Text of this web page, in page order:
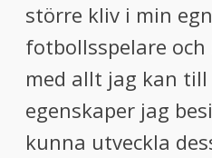
större kliv i min
fotbollsspelare
med allt jag kan
egenskaper jag
kunna utveckla